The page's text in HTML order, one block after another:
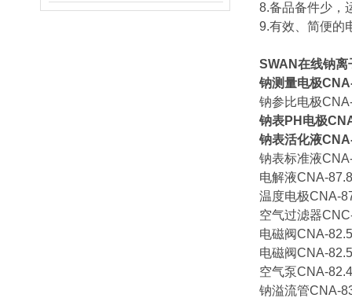
8.备品备件少，
9.有效、简便的
SWAN在线钠离
钠测量电极
钠参比电极
钠表PH电极
钠表活化液
钠表标准液
电解液CNA-
温度电极CNA-
空气过滤器
电磁阀CNA-
电磁阀CNA-
空气泵CNA-
钠溢流管CNA-